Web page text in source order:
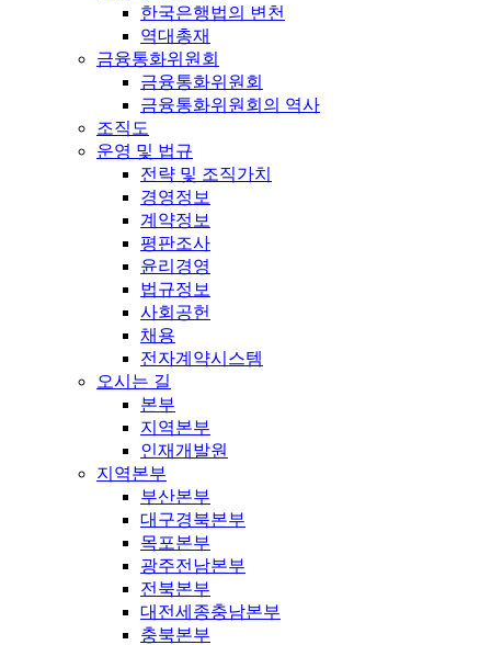
한국은행법의 변천
역대총재
금융통화위원회
금융통화위원회
금융통화위원회의 역사
조직도
운영 및 법규
전략 및 조직가치
경영정보
계약정보
평판조사
윤리경영
법규정보
사회공헌
채용
전자계약시스템
오시는 길
본부
지역본부
인재개발원
지역본부
부산본부
대구경북본부
목포본부
광주전남본부
전북본부
대전세종충남본부
충북본부